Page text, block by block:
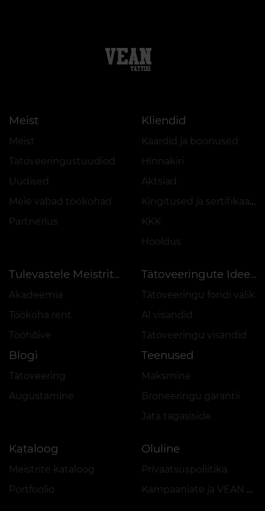
Meist
Meist
Tätoveeringustuudiod
Uudised
Meie vabad töökohad
Partnerlus
Kliendid
Kaardid ja boonused
Hinnakiri
Aktsiad
Kingitused ja sertifikaadid
KKK
Hooldus
Tulevastele Meistritele
Akadeemia
Töökoha rent
Tööhõive
Tätoveeringute Ideed
Tätoveeringu fondi valik
AI visandid
Tätoveeringu visandid
Blogi
Tätoveering
Augustamine
Teenused
Maksmine
Broneeringu garantii
Jäta tagasiside
Kataloog
Meistrite kataloog
Portfoolio
Oluline
Privaatsuspoliitika
Kampaaniate ja VEAN COINS eeskiri